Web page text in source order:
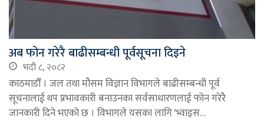
अब फोन गरेरै बाढीसम्बन्धी पूर्वसूचना दिइने
भदौ ८, २०८२
काठमाडौँ । जल तथा मौसम विज्ञान विभागले बाढीसम्बन्धी पूर्व
सूचनालाई थप प्रभावकारी बनाउनका सर्वसाधारणलाई फोन गरेरै
जानकारी दिने भएको छ । विभागले यसका लागि ‘भ्वाइस…